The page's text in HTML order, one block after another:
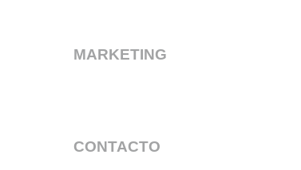
MARKETING
CONTACTO